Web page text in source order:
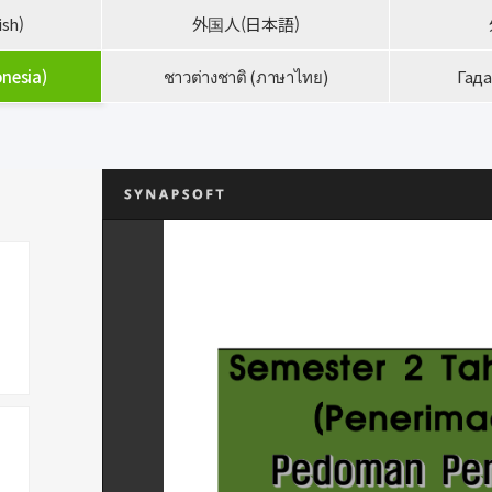
外国人(日本語)
ชาวต่างชาติ (ภาษาไทย)